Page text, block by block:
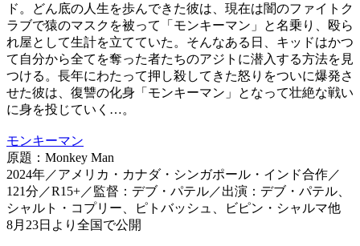
ド。どん底の人生を歩んできた彼は、現在は闇のファイトク
ラブで猿のマスクを被って「モンキーマン」と名乗り、殴ら
れ屋として生計を立てていた。そんなある日、キッドはかつ
て自分から全てを奪った者たちのアジトに潜入する方法を見
つける。長年にわたって押し殺してきた怒りをついに爆発さ
せた彼は、復讐の化身「モンキーマン」となって壮絶な戦い
に身を投じていく…。
モンキーマン
原題：Monkey Man
2024年／アメリカ・カナダ・シンガポール・インド合作／
121分／R15+／監督：デブ・パテル／出演：デブ・パテル、
シャルト・コプリー、ピトバッシュ、ビピン・シャルマ他
8月23日より全国で公開